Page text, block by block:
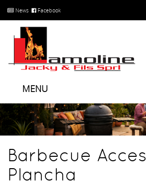
News Facebook
MENU
Barbecue
Plancha